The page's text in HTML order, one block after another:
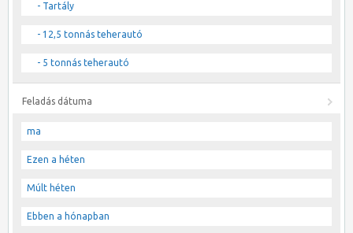
- Tartály
- 12,5 tonnás teherautó
- 5 tonnás teherautó
Feladás dátuma
ma
Ezen a héten
Múlt héten
Ebben a hónapban